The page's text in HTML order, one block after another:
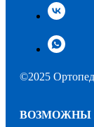
©2025
ВОЗМОЖНЫ